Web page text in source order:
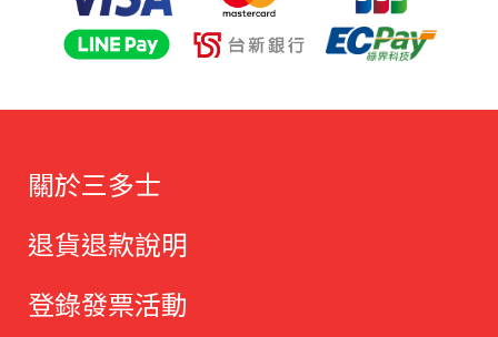
關於三多士
退貨退款說明
登錄發票活動